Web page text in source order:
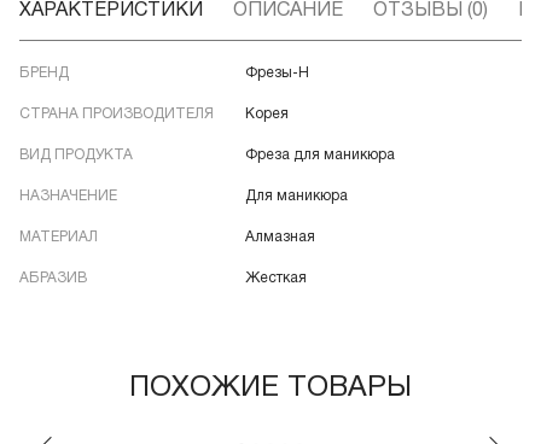
ХАРАКТЕРИСТИКИ ОПИСАНИЕ ОТЗЫВЫ (0)
БРЕНД Фрезы-Н
СТРАНА ПРОИЗВОДИТЕЛЯ Корея
ВИД ПРОДУКТА Фреза для маникюра
НАЗНАЧЕНИЕ Для маникюра
МАТЕРИАЛ Алмазная
АБРАЗИВ Жесткая
ПОХОЖИЕ ТОВАРЫ